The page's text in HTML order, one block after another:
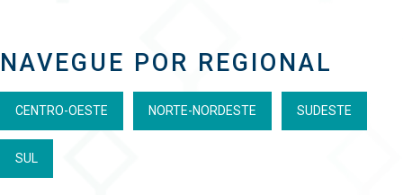
NAVEGUE POR REGIONAL
CENTRO-OESTE NORTE-NORDESTE SUDESTE
SUL